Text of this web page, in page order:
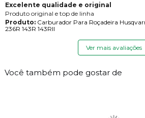
Excelente qualidade e original
Produto original e top de linha
Produto:Carburador Para Roçadeira
236R 143R 143RII
Ver mais avaliações
Você também pode gostar de